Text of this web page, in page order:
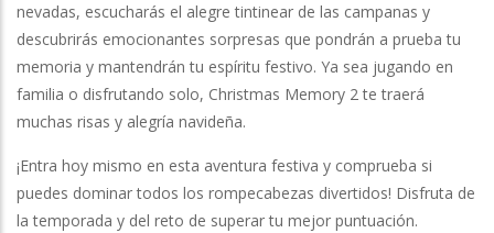
nevadas, escucharás el alegre tintinear de las campanas y
descubrirás emocionantes sorpresas que pondrán a prueba tu
memoria y mantendrán tu espíritu festivo. Ya sea jugando en
familia o disfrutando solo, Christmas Memory 2 te traerá
muchas risas y alegría navideña.
¡Entra hoy mismo en esta aventura festiva y comprueba si
puedes dominar todos los rompecabezas divertidos! Disfruta de
la temporada y del reto de superar tu mejor puntuación.